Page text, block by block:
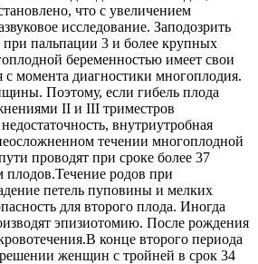
что с увеличением
исследование. Заподозрить
пальпации 3 и более крупных
беременностью имеет свои
момента диагностики многоплодия.
Поэтому, если гибель плода
II и III триместров
внутриутробная
течении многоплодной
проводят при сроке более 37
плодов.Течение родов при
петель пуповины и мелких
для второго плода. Иногда
эпизиотомию. После рождения
конце второго периода
женщин с тройней в срок 34